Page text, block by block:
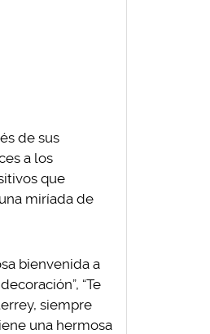
de sus
a los
que
miríada de
bienvenida a
“Te
siempre
una hermosa